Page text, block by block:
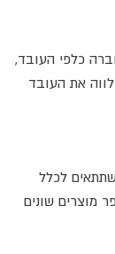
כלפי העובד,
את העובד
לכלל
מוצרים שונים